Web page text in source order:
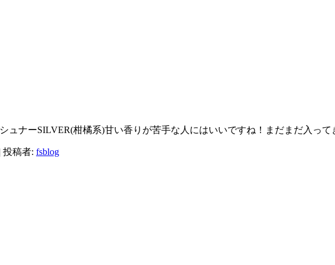
ュナーSILVER(柑橘系)甘い香りが苦手な人にはいいですね！まだまだ入って
投稿者: fsblog